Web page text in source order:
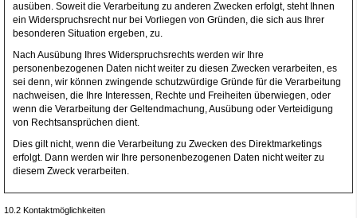
ausüben. Soweit die Verarbeitung zu anderen Zwecken erfolgt, steht Ihnen
ein Widerspruchsrecht nur bei Vorliegen von Gründen, die sich aus Ihrer
besonderen Situation ergeben, zu.
Nach Ausübung Ihres Widerspruchsrechts werden wir Ihre
personenbezogenen Daten nicht weiter zu diesen Zwecken verarbeiten, es
sei denn, wir können zwingende schutzwürdige Gründe für die Verarbeitung
nachweisen, die Ihre Interessen, Rechte und Freiheiten überwiegen, oder
wenn die Verarbeitung der Geltendmachung, Ausübung oder Verteidigung
von Rechtsansprüchen dient.
Dies gilt nicht, wenn die Verarbeitung zu Zwecken des Direktmarketings
erfolgt. Dann werden wir Ihre personenbezogenen Daten nicht weiter zu
diesem Zweck verarbeiten.
10.2 Kontaktmöglichkeiten